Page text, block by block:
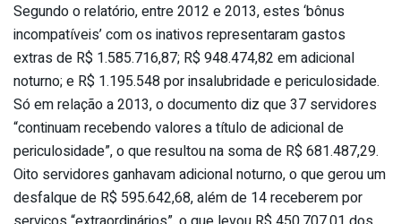
Segundo o relatório, entre 2012 e 2013, estes ‘bônus
incompatíveis’ com os inativos representaram gastos
extras de R$ 1.585.716,87; R$ 948.474,82 em adicional
noturno; e R$ 1.195.548 por insalubridade e periculosidade.
Só em relação a 2013, o documento diz que 37 servidores
“continuam recebendo valores a título de adicional de
periculosidade”, o que resultou na soma de R$ 681.487,29.
Oito servidores ganhavam adicional noturno, o que gerou um
desfalque de R$ 595.642,68, além de 14 receberem por